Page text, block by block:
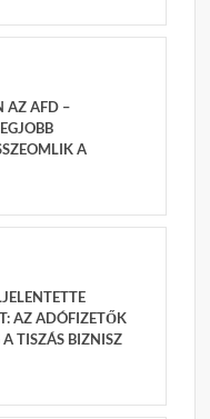
AZ AFD –
A
AZ ADÓFIZETŐK
TISZÁS BIZNISZ